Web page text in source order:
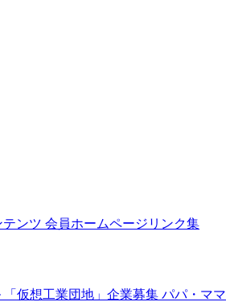
ンツ 会員ホームページリンク集
「仮想工業団地」企業募集 パパ・ママ